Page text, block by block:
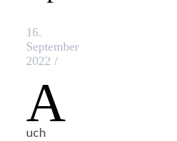
16.
September
2022 /
A
uch